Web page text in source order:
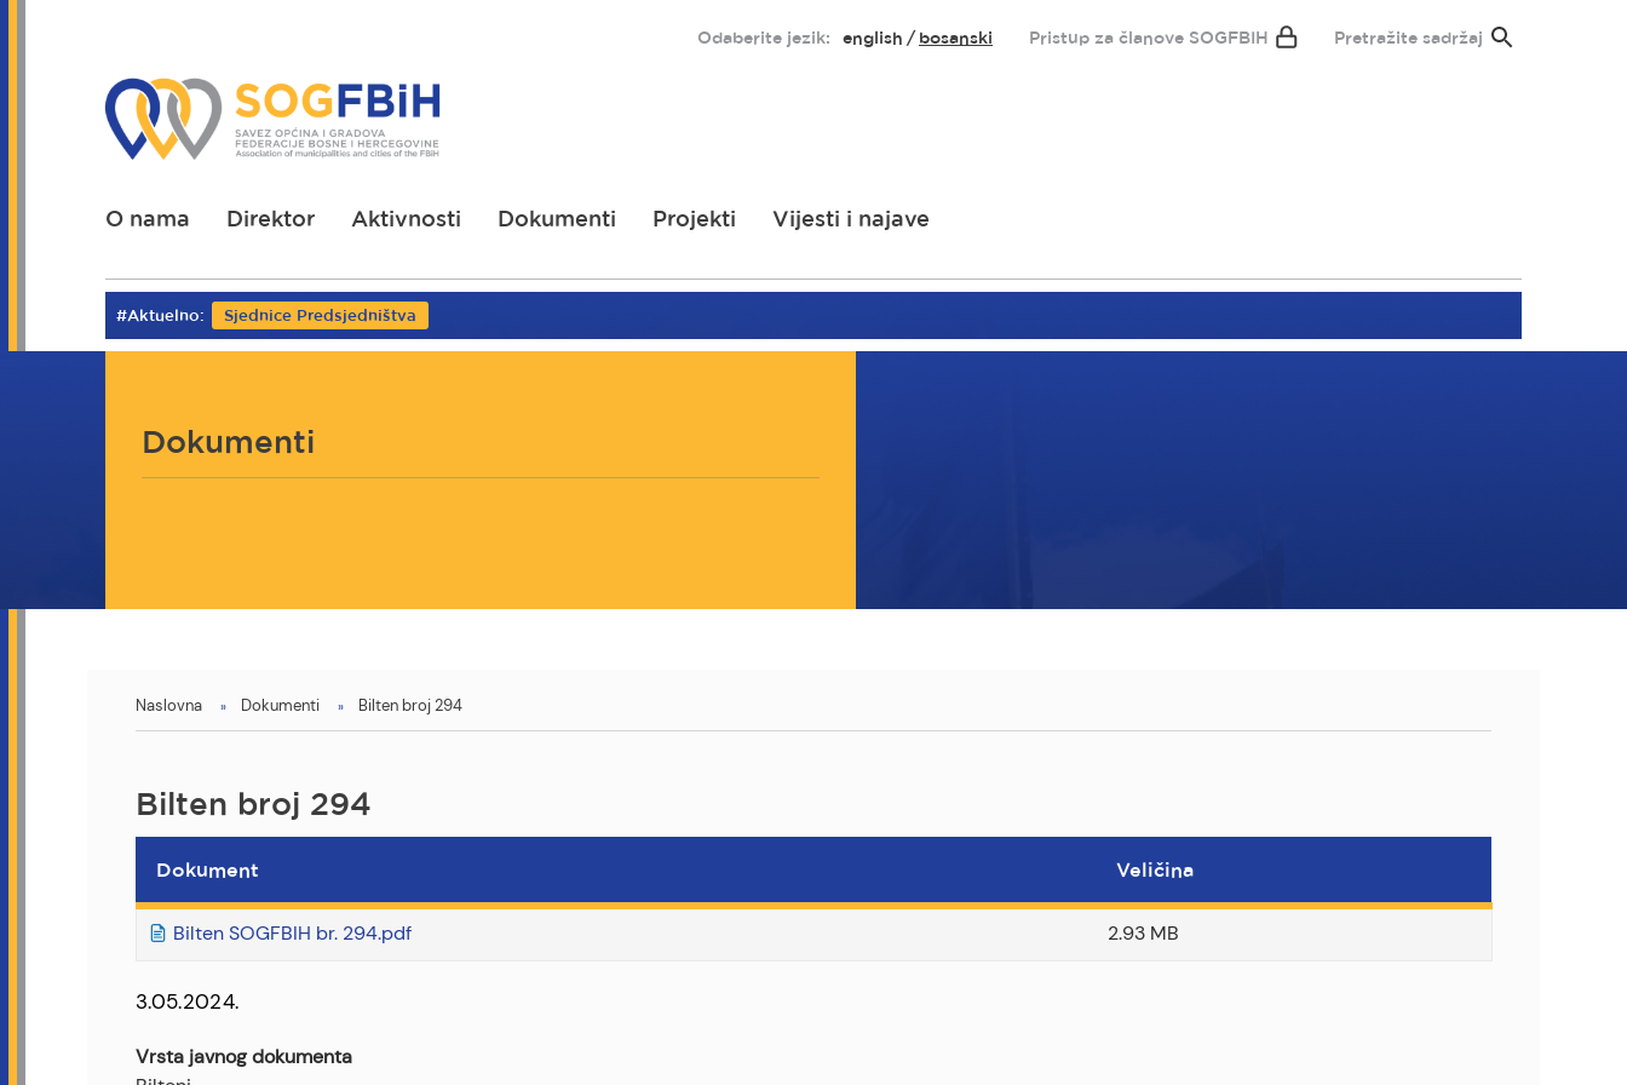
Odaberite jezik: english bosanski Pristup za članove SOGFBIH Pretražite sadržaj
O nama Direktor Aktivnosti Dokumenti Projekti Vijesti i najave
#Aktuelno: Sjednice Predsjedništva
Dokumenti
You
Naslovna Dokumenti Bilten broj 294
Bilten broj 294
Dokument Veličina
Bilten SOGFBIH br. 294.pdf 2.93 MB
3.05.2024.
Vrsta javnog dokumenta